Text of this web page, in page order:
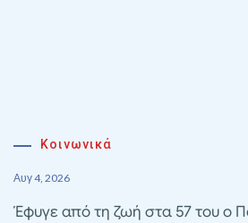
Κοινωνικά
Αυγ 4, 2026
Έφυγε από τη ζωή στα 57 του ο